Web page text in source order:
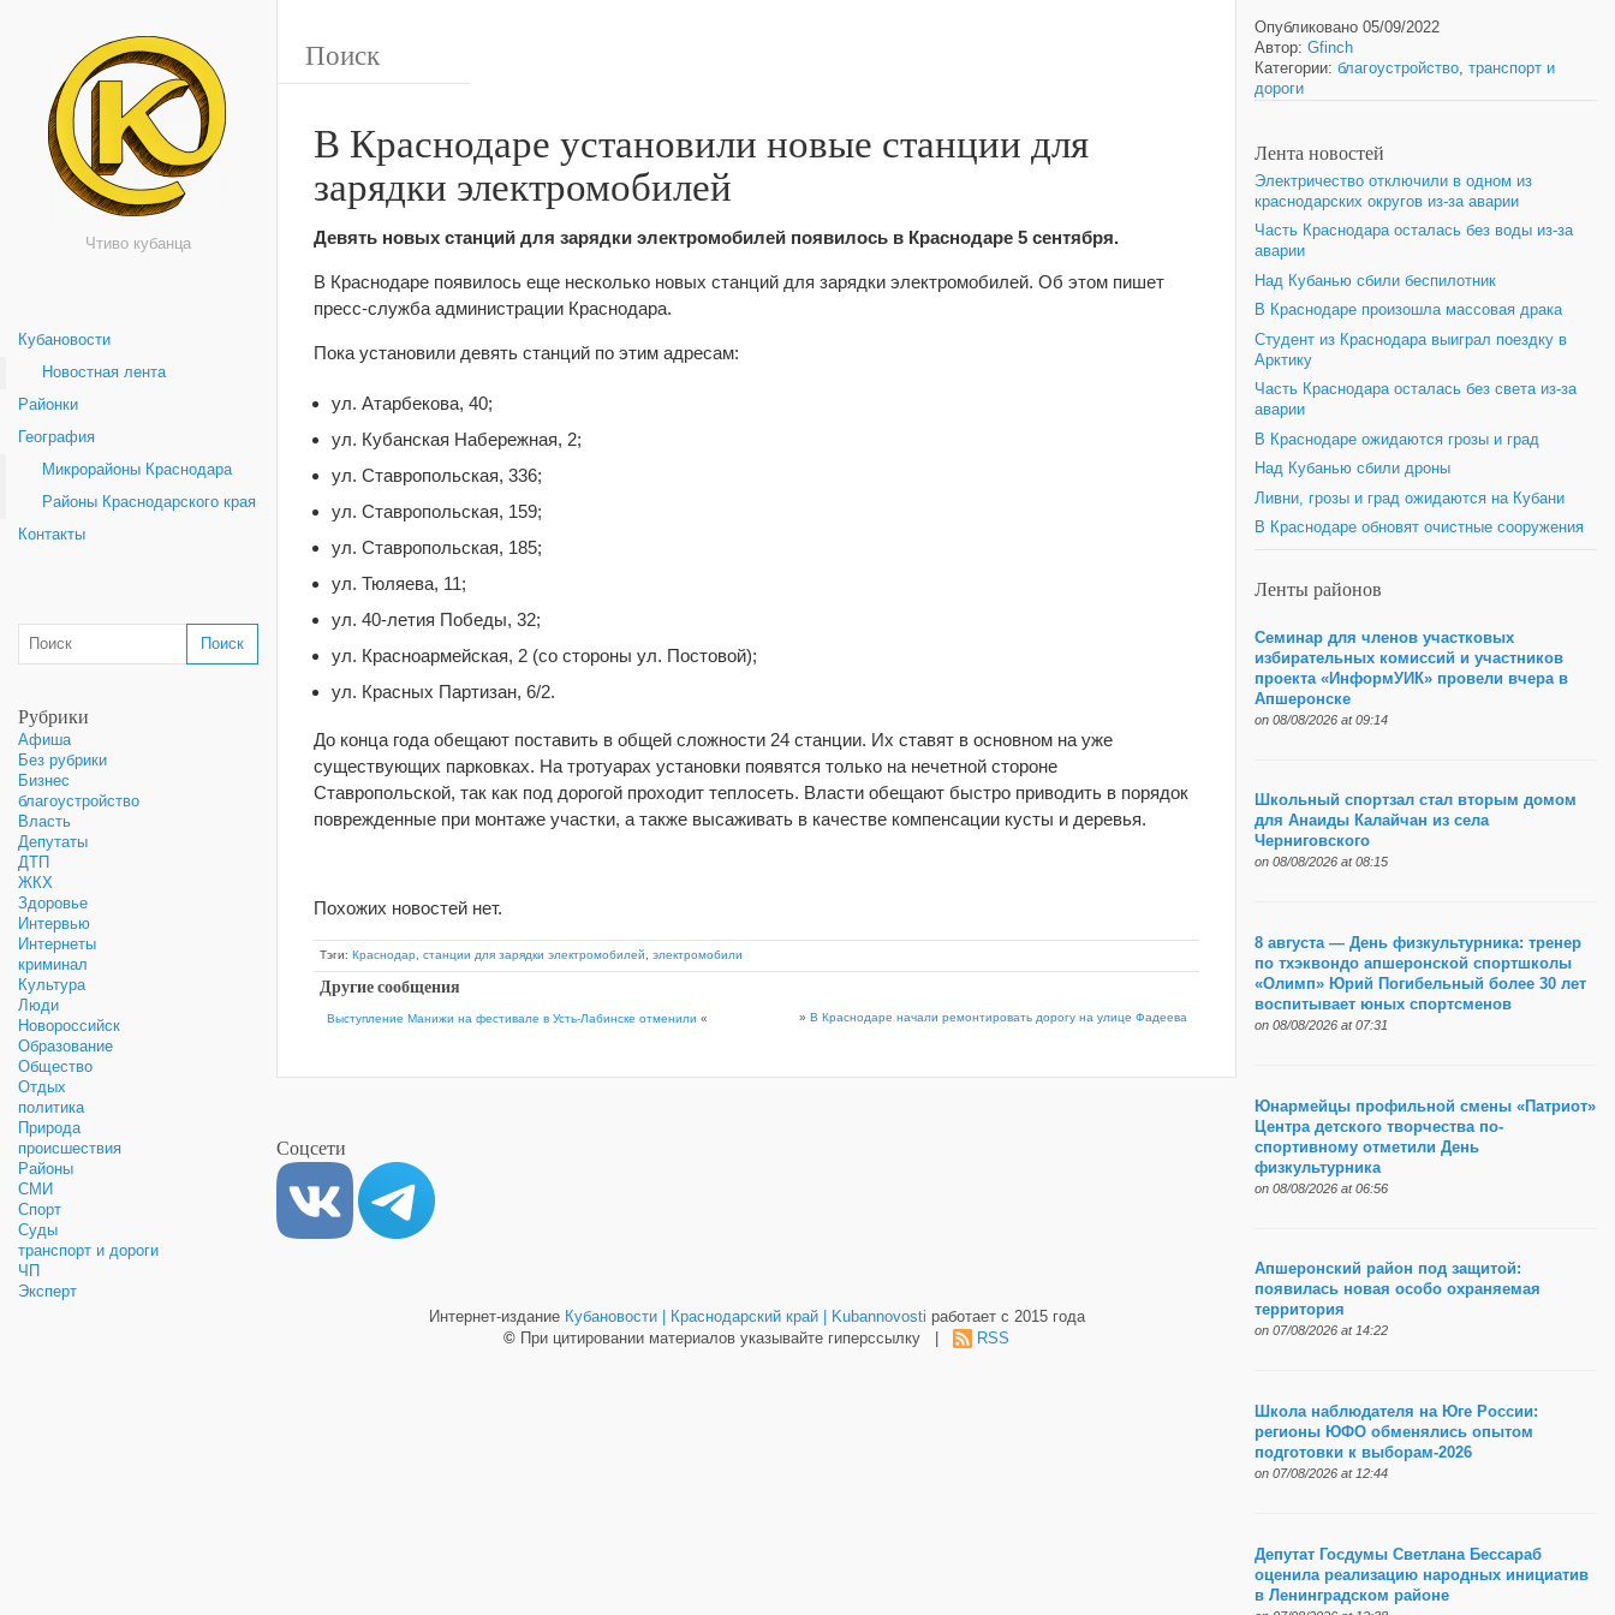
Чтиво кубанца
Кубановости
Новостная лента
Районки
География
Микрорайоны Краснодара
Районы Краснодарского края
Контакты
Рубрики
Афиша
Без рубрики
Бизнес
благоустройство
Власть
Депутаты
ДТП
ЖКХ
Здоровье
Интервью
Интернеты
криминал
Культура
Люди
Новороссийск
Образование
Общество
Отдых
политика
Природа
происшествия
Районы
СМИ
Спорт
Суды
транспорт и дороги
ЧП
Эксперт
В Краснодаре установили новые станции для
зарядки электромобилей
Девять новых станций для зарядки электромобилей появилось в Краснодаре 5 сентября.
В Краснодаре появилось еще несколько новых станций для зарядки электромобилей. Об этом пишет
пресс-служба администрации Краснодара.
Пока установили девять станций по этим адресам:
ул. Атарбекова, 40;
ул. Кубанская Набережная, 2;
ул. Ставропольская, 336;
ул. Ставропольская, 159;
ул. Ставропольская, 185;
ул. Тюляева, 11;
ул. 40-летия Победы, 32;
ул. Красноармейская, 2 (со стороны ул. Постовой);
ул. Красных Партизан, 6/2.
До конца года обещают поставить в общей сложности 24 станции. Их ставят в основном на уже
существующих парковках. На тротуарах установки появятся только на нечетной стороне
Ставропольской, так как под дорогой проходит теплосеть. Власти обещают быстро приводить в порядок
поврежденные при монтаже участки, а также высаживать в качестве компенсации кусты и деревья.
Похожих новостей нет.
Тэги: Краснодар станции для зарядки электромобилей электромобили
Другие сообщения
Выступление Манижи на фестивале в Усть-Лабинске отменили « » В Краснодаре начали ремонтировать дорогу на улице Фадеева
Опубликовано 05/09/2022
Автор: Gfinch
Категории: благоустройство, транспорт и
дороги
Лента новостей
Электричество отключили в одном из
краснодарских округов из-за аварии
Часть Краснодара осталась без воды из-за
аварии
Над Кубанью сбили беспилотник
В Краснодаре произошла массовая драка
Студент из Краснодара выиграл поездку в
Арктику
Часть Краснодара осталась без света из-за
аварии
В Краснодаре ожидаются грозы и град
Над Кубанью сбили дроны
Ливни, грозы и град ожидаются на Кубани
В Краснодаре обновят очистные сооружения
Ленты районов
Семинар для членов участковых
избирательных комиссий и участников
проекта «ИнформУИК» провели вчера в
Апшеронске
on 08/08/2026 at 09:14
Школьный спортзал стал вторым домом
для Анаиды Калайчан из села
Черниговского
on 08/08/2026 at 08:15
8 августа — День физкультурника: тренер
по тхэквондо апшеронской спортшколы
«Олимп» Юрий Погибельный более 30 лет
воспитывает юных спортсменов
on 08/08/2026 at 07:31
Юнармейцы профильной смены «Патриот»
Центра детского творчества по-
спортивному отметили День
физкультурника
on 08/08/2026 at 06:56
Апшеронский район под защитой:
появилась новая особо охраняемая
территория
on 07/08/2026 at 14:22
Школа наблюдателя на Юге России:
регионы ЮФО обменялись опытом
подготовки к выборам-2026
on 07/08/2026 at 12:44
Депутат Госдумы Светлана Бессараб
оценила реализацию народных инициатив
в Ленинградском районе
Соцсети
Интернет-издание Кубановости | Краснодарский край | Kubannovosti работает с 2015 года
© При цитировании материалов указывайте гиперссылку | RSS